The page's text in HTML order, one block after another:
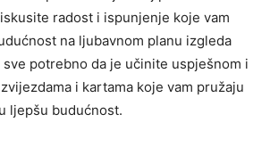
radost i ispunjenje koje vam
na ljubavnom planu izgleda
potrebno da je učinite uspješnom i
i kartama koje vam pružaju
ljepšu budućnost.